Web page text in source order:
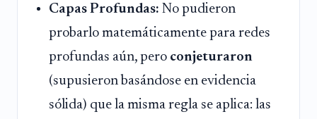
Capas Profundas: No pudieron
probarlo matemáticamente para redes
profundas aún, pero conjeturaron
(supusieron basándose en evidencia
sólida) que la misma regla se aplica: las